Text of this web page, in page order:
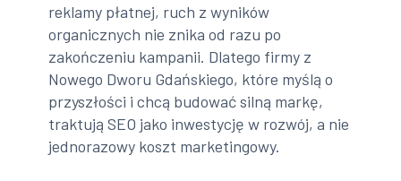
reklamy płatnej, ruch z wyników
organicznych nie znika od razu po
zakończeniu kampanii. Dlatego firmy z
Nowego Dworu Gdańskiego, które myślą o
przyszłości i chcą budować silną markę,
traktują SEO jako inwestycję w rozwój, a nie
jednorazowy koszt marketingowy.